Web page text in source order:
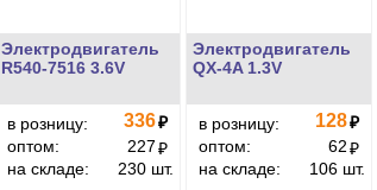
Электродвигатель
R540-7516 3.6V
в розницу: 336₽
оптом:
227₽
на складе:
230 шт.
Электродвигатель
QX-4A 1.3V
в розницу: 128₽
оптом:
62₽
на складе:
106 шт.